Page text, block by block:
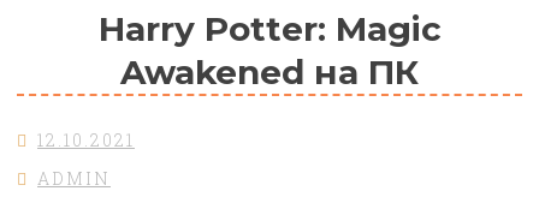
Harry Potter: Magic
Awakened на ПК
12.10.2021
ADMIN